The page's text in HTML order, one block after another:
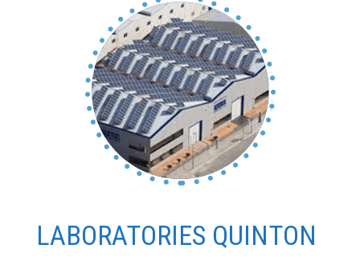
LABORATORIES QUINTON